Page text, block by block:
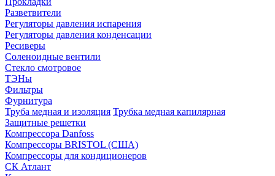
Разветвители
Регуляторы давления испарения
Регуляторы давления конденсации
Ресиверы
Соленоидные вентили
Стекло смотровое
ТЭНы
Фильтры
Фурнитура
Труба медная и изоляция Трубка медная капилярная
Защитные решетки
Компрессора Danfoss
Компрессоры BRISTOL (США)
Компрессоры для кондиционеров
СК Атлант